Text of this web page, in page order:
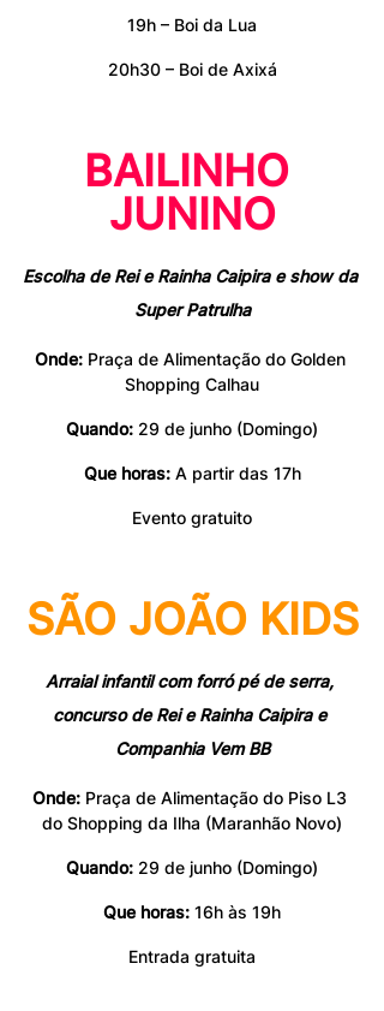
19h – Boi da Lua
20h30 – Boi de Axixá
BAILINHO
JUNINO
Escolha de Rei e Rainha Caipira e show da
Super Patrulha
Onde: Praça de Alimentação do Golden
Shopping Calhau
Quando: 29 de junho (Domingo)
Que horas: A partir das 17h
Evento gratuito
SÃO JOÃO KIDS
Arraial infantil com forró pé de serra,
concurso de Rei e Rainha Caipira e
Companhia Vem BB
Onde: Praça de Alimentação do Piso L3
do Shopping da Ilha (Maranhão Novo)
Quando: 29 de junho (Domingo)
Que horas: 16h às 19h
Entrada gratuita